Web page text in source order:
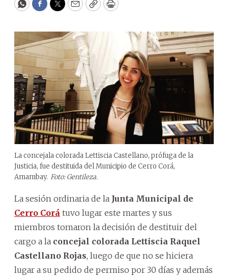
WhatsApp
Facebook
Twitter
EmailCopyPrint
La concejala colorada Lettiscia Castellano, prófuga de la
Justicia, fue destituida del Municipio de Cerro Corá,
Amambay. Foto: Gentileza.
La sesión ordinaria de la Junta Municipal de
Cerro Corá tuvo lugar este martes y sus
miembros tomaron la decisión de destituir del
cargo a la concejal colorada Lettiscia Raquel
Castellano Rojas, luego de que no se hiciera
lugar a su pedido de permiso por 30 días y además